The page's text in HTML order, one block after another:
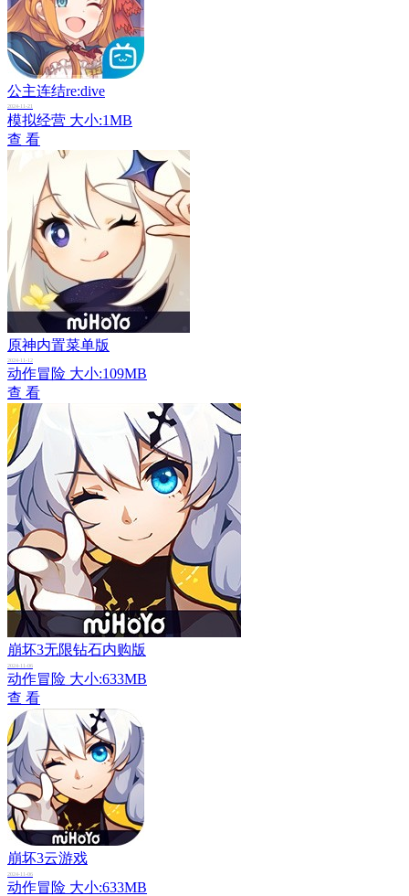
公主连结re:dive
2024-11-21
模拟经营 大小:1MB
查 看
原神内置菜单版
2024-11-12
动作冒险 大小:109MB
查 看
崩坏3无限钻石内购版
2024-11-06
动作冒险 大小:633MB
查 看
崩坏3云游戏
2024-11-06
动作冒险 大小:633MB